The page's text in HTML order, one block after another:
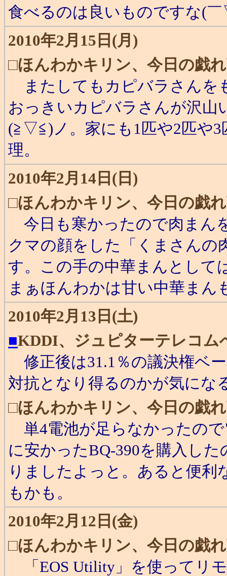
食べるのは良いものですな(
2010年2月15日(月)
□ほんわかキリン、今日の戯
またしてもカピバラさんを
おっきいカピバラさんが沢山
(≧▽≦)ノ。家にも1匹や2匹や3
理。
2010年2月14日(日)
□ほんわかキリン、今日の戯
今日も寒かったので肉まん
クマの顔をした「くまさんの
す。この手の中華まんとして
まぁほんわかは甘い中華まん
2010年2月13日(土)
■KDDI、ジュピターテレコム
修正後は31.1％の議決権ベ
対抗となり得るのかが気にな
□ほんわかキリン、今日の戯
単4電池が足らなかったの
に安かったBQ-390を購入し
りましたよっと。あると便
もかも。
2010年2月12日(金)
□ほんわかキリン、今日の戯
「EOS Utility」を使ってリ